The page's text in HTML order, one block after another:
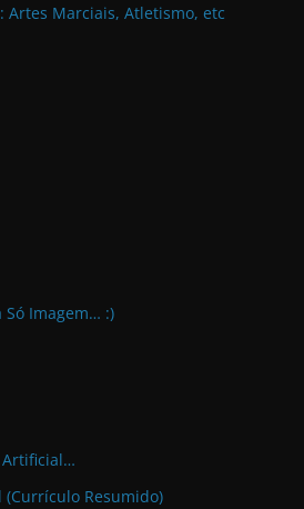
Artes Marciais, Atletismo, etc
Só Imagem… :)
Artificial…
(Currículo Resumido)